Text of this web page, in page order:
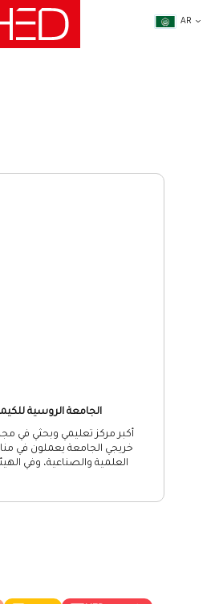
AR
الجامعة الروسية
أكبر مركز تعليمي وبحثي في
خريجي الجامعة يعملون في
العلمية والصناعية، وفي